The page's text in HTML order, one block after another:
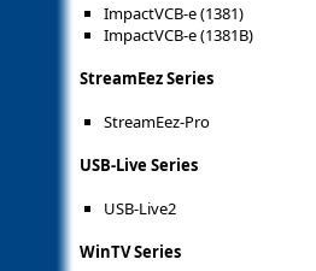
ImpactVCB-e (1381)
ImpactVCB-e (1381B)
StreamEez Series
StreamEez-Pro
USB-Live Series
USB-Live2
WinTV Series